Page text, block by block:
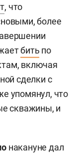
, что
более
бить по
включая
сделки с
упомянул, что
скважины, и
накануне дал